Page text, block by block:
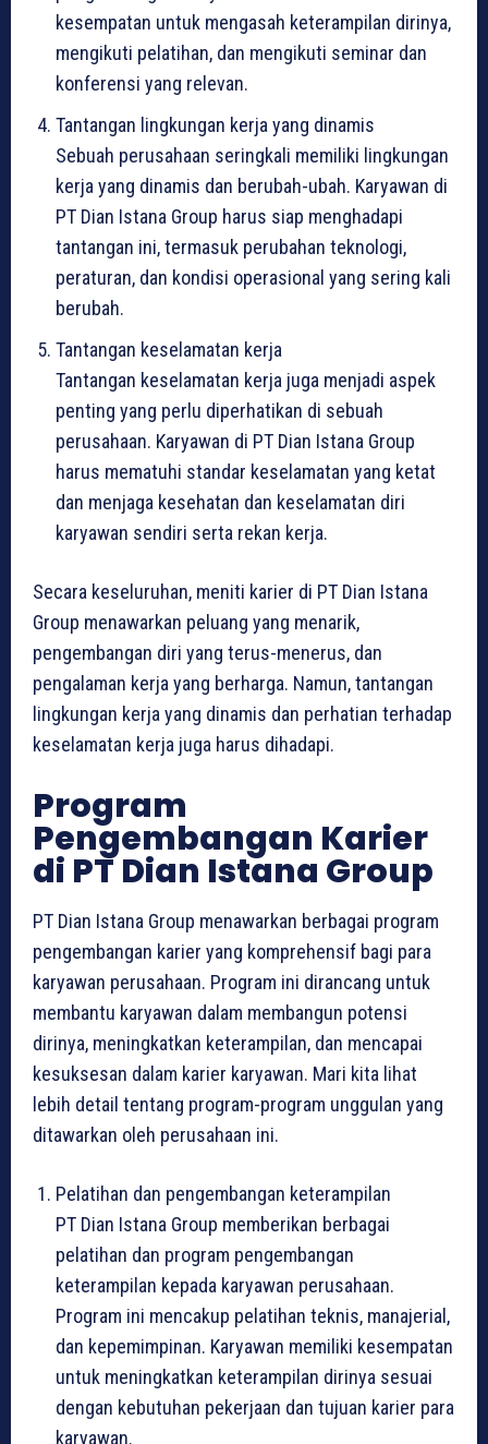
kesempatan untuk mengasah keterampilan dirinya,
mengikuti pelatihan, dan mengikuti seminar dan
konferensi yang relevan.
Tantangan lingkungan kerja yang dinamis
Sebuah perusahaan seringkali memiliki lingkungan
kerja yang dinamis dan berubah-ubah. Karyawan di
PT Dian Istana Group harus siap menghadapi
tantangan ini, termasuk perubahan teknologi,
peraturan, dan kondisi operasional yang sering kali
berubah.
Tantangan keselamatan kerja
Tantangan keselamatan kerja juga menjadi aspek
penting yang perlu diperhatikan di sebuah
perusahaan. Karyawan di PT Dian Istana Group
harus mematuhi standar keselamatan yang ketat
dan menjaga kesehatan dan keselamatan diri
karyawan sendiri serta rekan kerja.
Secara keseluruhan, meniti karier di PT Dian Istana
Group menawarkan peluang yang menarik,
pengembangan diri yang terus-menerus, dan
pengalaman kerja yang berharga. Namun, tantangan
lingkungan kerja yang dinamis dan perhatian terhadap
keselamatan kerja juga harus dihadapi.
Program
Pengembangan Karier
di PT Dian Istana Group
PT Dian Istana Group menawarkan berbagai program
pengembangan karier yang komprehensif bagi para
karyawan perusahaan. Program ini dirancang untuk
membantu karyawan dalam membangun potensi
dirinya, meningkatkan keterampilan, dan mencapai
kesuksesan dalam karier karyawan. Mari kita lihat
lebih detail tentang program-program unggulan yang
ditawarkan oleh perusahaan ini.
Pelatihan dan pengembangan keterampilan
PT Dian Istana Group memberikan berbagai
pelatihan dan program pengembangan
keterampilan kepada karyawan perusahaan.
Program ini mencakup pelatihan teknis, manajerial,
dan kepemimpinan. Karyawan memiliki kesempatan
untuk meningkatkan keterampilan dirinya sesuai
dengan kebutuhan pekerjaan dan tujuan karier para
karyawan.